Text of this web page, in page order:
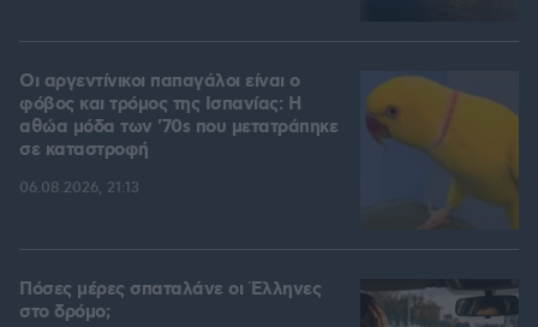
Οι αργεντίνικοι παπαγάλοι είναι ο
φόβος και τρόμος της Ισπανίας: Η
αθώα μόδα των '70s που μετατράπηκε
σε καταστροφή
06.08.2026, 21:13
Πόσες μέρες σπαταλάνε οι Έλληνες
στο δρόμο;